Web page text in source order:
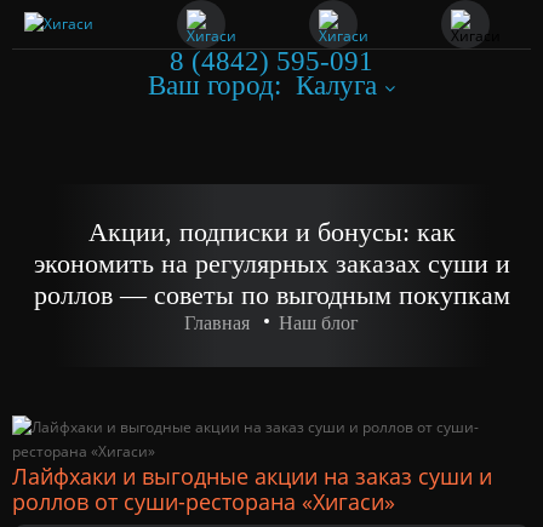
8 (4842) 595-091
Ваш город: Калуга
Главная Наш блог
Акции, подписки и бонусы: как
экономить на регулярных заказах суши и
роллов — советы по выгодным покупкам
Лайфхаки и выгодные акции на заказ суши и
роллов от суши-ресторана «Хигаси»